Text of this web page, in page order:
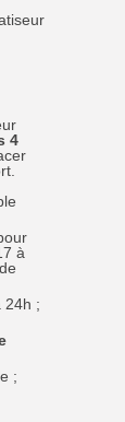
4
à
24h ;
;